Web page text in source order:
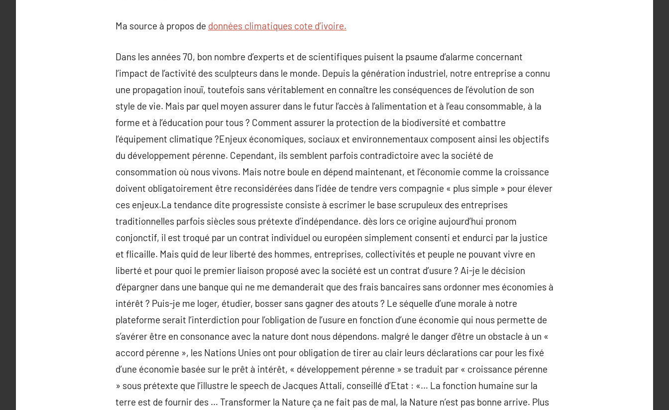
Ma source à propos de données climatiques cote d’ivoire.
Dans les années 70, bon nombre d’experts et de scientifiques puisent la psaume d’alarme concernant
l’impact de l’activité des sculpteurs dans le monde. Depuis la génération industriel, notre entreprise a connu
une propagation inouï, toutefois sans véritablement en connaître les conséquences de l’évolution de son
style de vie. Mais par quel moyen assurer dans le futur l’accès à l’alimentation et à l’eau consommable, à la
forme et à l’éducation pour tous ? Comment assurer la protection de la biodiversité et combattre
l’équipement climatique ?Enjeux économiques, sociaux et environnementaux composent ainsi les objectifs
du développement pérenne. Cependant, ils semblent parfois contradictoire avec la société de
consommation où nous vivons. Mais notre boule en dépend maintenant, et l’économie comme la croissance
doivent obligatoirement être reconsidérées dans l’idée de tendre vers compagnie « plus simple » pour élever
ces enjeux.La tendance dite progressiste consiste à escrimer le base scrupuleux des entreprises
traditionnelles parfois siècles sous prétexte d’indépendance. dès lors ce origine aujourd’hui pronom
conjonctif, il est troqué par un contrat individuel ou européen simplement consenti et endurci par la justice
et flicaille. Mais quid de leur liberté des hommes, entreprises, collectivités et peuple ne pouvant vivre en
liberté et pour quoi le premier liaison proposé avec la société est un contrat d’usure ? Ai-je le décision
d’épargner dans une banque qui ne me demanderait que des frais bancaires sans ordonner mes économies à
intérêt ? Puis-je me loger, étudier, bosser sans gagner des atouts ? Le séquelle d’une morale à notre
plateforme serait l’interdiction pour l’obligation de l’usure en fonction d’une économie qui nous permette de
s’avérer être en consonance avec la nature dont nous dépendons. malgré le danger d’être un obstacle à un «
accord pérenne », les Nations Unies ont pour obligation de tirer au clair leurs déclarations car pour les fixé
d’une économie basée sur le prêt à intérêt, « développement pérenne » se traduit par « croissance pérenne
» sous prétexte que l’illustre le speech de Jacques Attali, conseillé d’Etat : «… La fonction humaine sur la
terre est de fournir des … Transformer la Nature ça ne fait pas de mal, la Nature n’est pas bonne arrive. Plus